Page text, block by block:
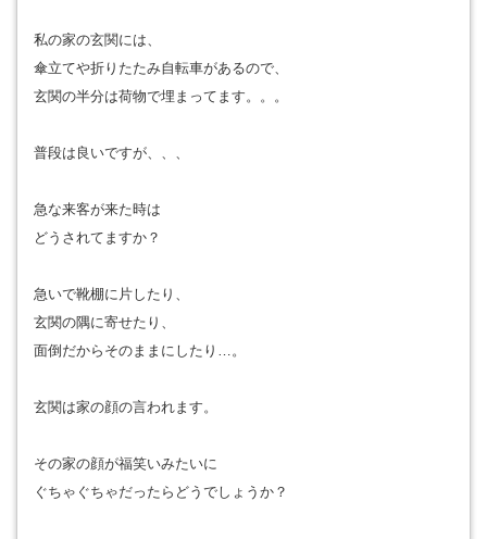
私の家の玄関には、
傘立てや折りたたみ自転車があるので、
玄関の半分は荷物で埋まってます。。。
普段は良いですが、、、
急な来客が来た時は
どうされてますか？
急いで靴棚に片したり、
玄関の隅に寄せたり、
面倒だからそのままにしたり…。
玄関は家の顔の言われます。
その家の顔が福笑いみたいに
ぐちゃぐちゃだったらどうでしょうか？